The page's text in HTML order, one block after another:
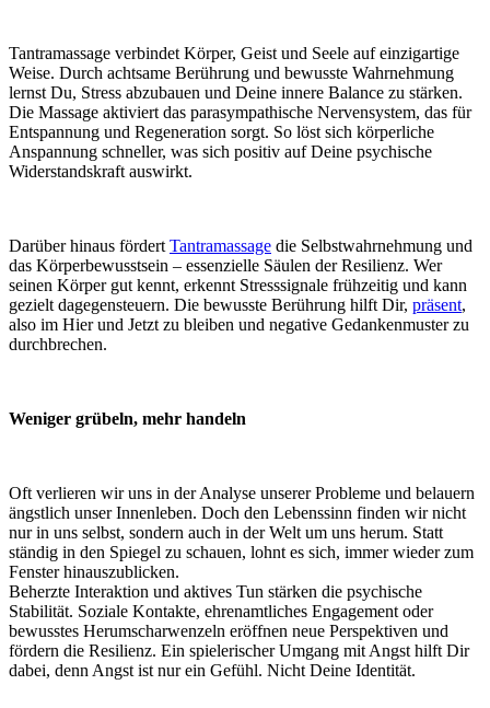
Tantramassage verbindet Körper, Geist und Seele auf einzigartige
Weise. Durch achtsame Berührung und bewusste Wahrnehmung
lernst Du, Stress abzubauen und Deine innere Balance zu stärken.
Die Massage aktiviert das parasympathische Nervensystem, das für
Entspannung und Regeneration sorgt. So löst sich körperliche
Anspannung schneller, was sich positiv auf Deine psychische
Widerstandskraft auswirkt.
Darüber hinaus fördert Tantramassage die Selbstwahrnehmung und
das Körperbewusstsein – essenzielle Säulen der Resilienz. Wer
seinen Körper gut kennt, erkennt Stresssignale frühzeitig und kann
gezielt dagegensteuern. Die bewusste Berührung hilft Dir, präsent,
also im Hier und Jetzt zu bleiben und negative Gedankenmuster zu
durchbrechen.
Weniger grübeln, mehr handeln
Oft verlieren wir uns in der Analyse unserer Probleme und belauern
ängstlich unser Innenleben. Doch den Lebenssinn finden wir nicht
nur in uns selbst, sondern auch in der Welt um uns herum. Statt
ständig in den Spiegel zu schauen, lohnt es sich, immer wieder zum
Fenster hinauszublicken.
Beherzte Interaktion und aktives Tun stärken die psychische
Stabilität. Soziale Kontakte, ehrenamtliches Engagement oder
bewusstes Herumscharwenzeln eröffnen neue Perspektiven und
fördern die Resilienz. Ein spielerischer Umgang mit Angst hilft Dir
dabei, denn Angst ist nur ein Gefühl. Nicht Deine Identität.